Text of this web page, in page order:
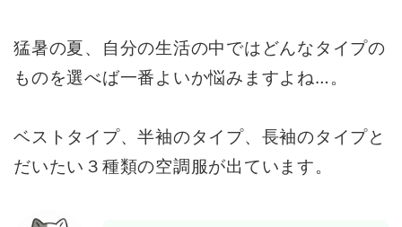
猛暑の夏、自分の生活の中ではどんなタイプの
ものを選べば一番よいか悩みますよね…。
ベストタイプ、半袖のタイプ、長袖のタイプと
だいたい３種類の空調服が出ています。